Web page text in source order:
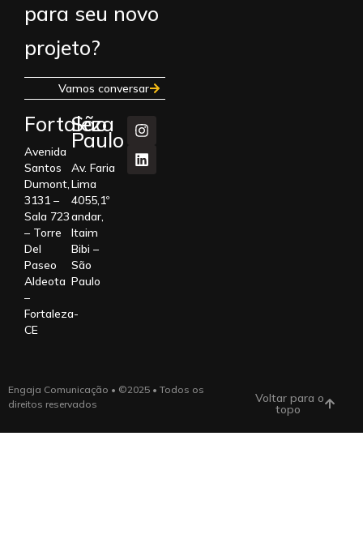
para seu novo
projeto?
Vamos conversar
Fortaleza
Avenida
Santos
Dumont,
3131 –
Sala 723
– Torre
Del
Paseo
Aldeota
–
Fortaleza-
CE
São
Paulo
Av. Faria
Lima
4055,1º
andar,
Itaim
Bibi –
São
Paulo
Engaja Comunicação • ©2025 • Todos os
direitos reservados
Voltar para o
topo